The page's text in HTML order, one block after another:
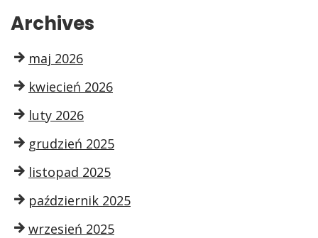
Archives
maj 2026
kwiecień 2026
luty 2026
grudzień 2025
listopad 2025
październik 2025
wrzesień 2025